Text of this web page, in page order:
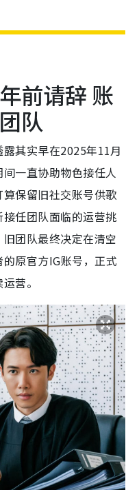
前请辞 账
队
其实早在2025年11月
一直协助物色接任人
保留旧社交账号供歌
任团队面临的运营挑
团队最终决定在清空
原官方IG账号，正式
营。